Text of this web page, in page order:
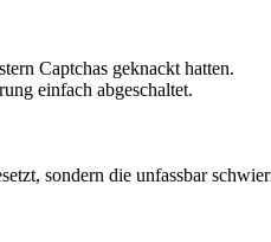
Captchas geknackt hatten.
einfach abgeschaltet.
sondern die unfassbar